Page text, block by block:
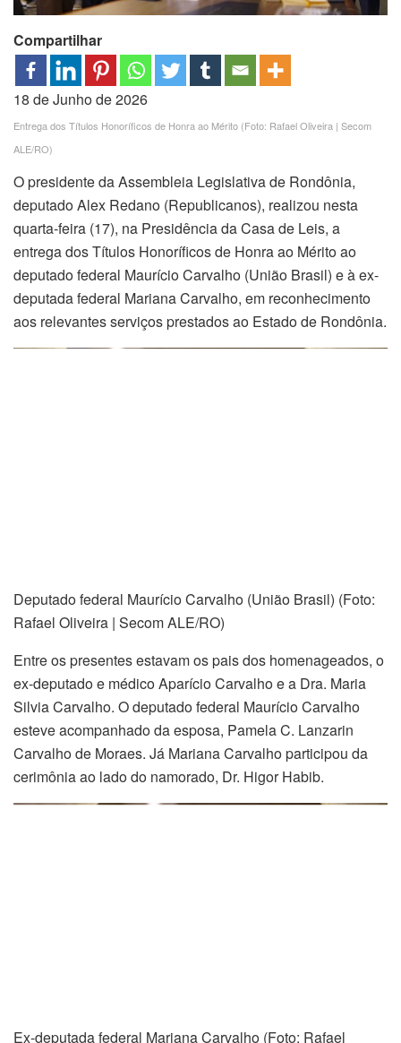
Compartilhar
18 de Junho de 2026
Entrega dos Títulos Honoríficos de Honra ao Mérito (Foto: Rafael Oliveira | Secom
ALE/RO)
O presidente da Assembleia Legislativa de Rondônia,
deputado Alex Redano (Republicanos), realizou nesta
quarta-feira (17), na Presidência da Casa de Leis, a
entrega dos Títulos Honoríficos de Honra ao Mérito ao
deputado federal Maurício Carvalho (União Brasil) e à ex-
deputada federal Mariana Carvalho, em reconhecimento
aos relevantes serviços prestados ao Estado de Rondônia.
Deputado federal Maurício Carvalho (União Brasil) (Foto:
Rafael Oliveira | Secom ALE/RO)
Entre os presentes estavam os pais dos homenageados, o
ex-deputado e médico Aparício Carvalho e a Dra. Maria
Silvia Carvalho. O deputado federal Maurício Carvalho
esteve acompanhado da esposa, Pamela C. Lanzarin
Carvalho de Moraes. Já Mariana Carvalho participou da
cerimônia ao lado do namorado, Dr. Higor Habib.
Ex-deputada federal Mariana Carvalho (Foto: Rafael